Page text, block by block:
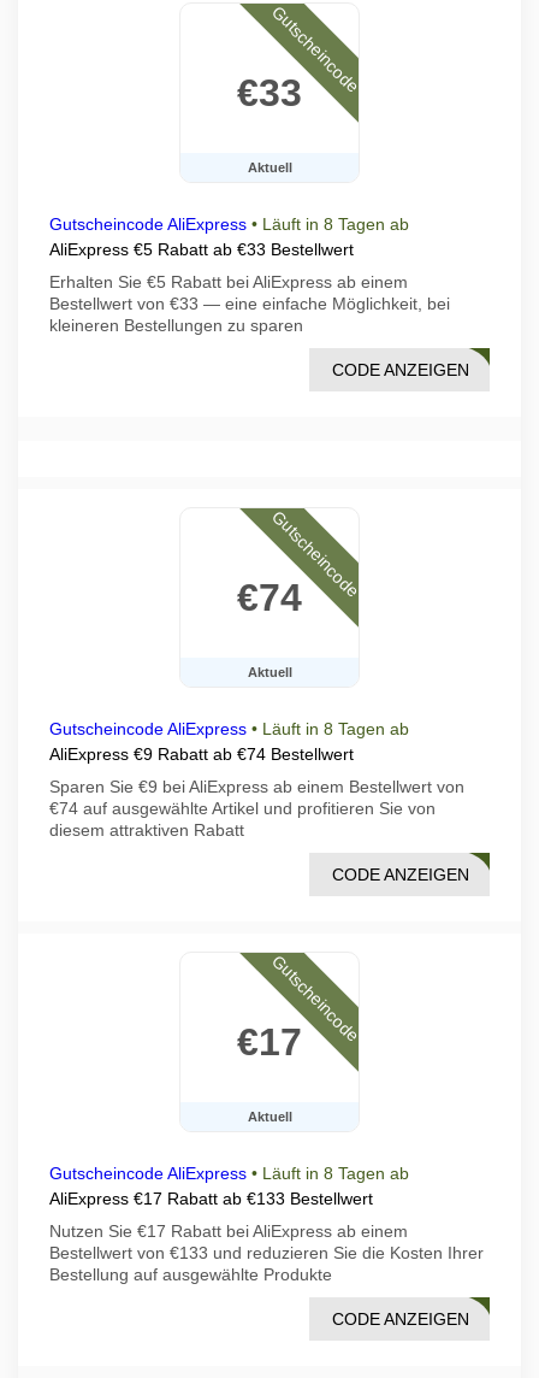
€33
Aktuell
Gutscheincode
Gutscheincode AliExpress • Läuft in 8 Tagen ab
AliExpress €5 Rabatt ab €33 Bestellwert
Erhalten Sie €5 Rabatt bei AliExpress ab einem
Bestellwert von €33 — eine einfache Möglichkeit, bei
kleineren Bestellungen zu sparen
DF02
CODE ANZEIGEN
€74
Aktuell
Gutscheincode
Gutscheincode AliExpress • Läuft in 8 Tagen ab
AliExpress €9 Rabatt ab €74 Bestellwert
Sparen Sie €9 bei AliExpress ab einem Bestellwert von
€74 auf ausgewählte Artikel und profitieren Sie von
diesem attraktiven Rabatt
DF04
CODE ANZEIGEN
€17
Aktuell
Gutscheincode
Gutscheincode AliExpress • Läuft in 8 Tagen ab
AliExpress €17 Rabatt ab €133 Bestellwert
Nutzen Sie €17 Rabatt bei AliExpress ab einem
Bestellwert von €133 und reduzieren Sie die Kosten Ihrer
Bestellung auf ausgewählte Produkte
DF05
CODE ANZEIGEN